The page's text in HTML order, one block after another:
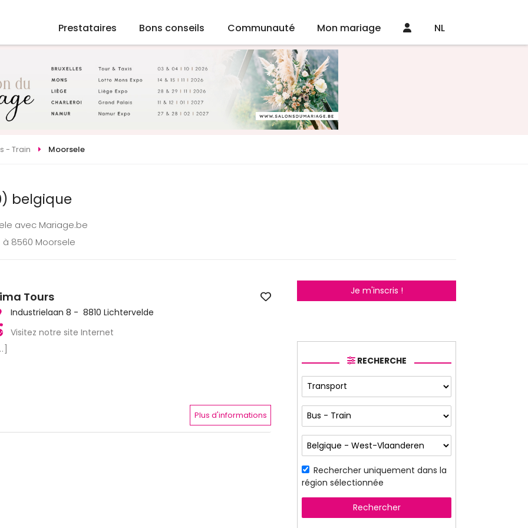
Prestataires Bons conseils Communauté Mon mariage NL
- Train Moorsele
belgique
avec Mariage.be
8560 Moorsele
Tours
Industrielaan 8 - 8810 Lichtervelde
Visitez notre site Internet
Plus d'informations
Je m'inscris !
RECHERCHE
Rechercher uniquement dans la
région sélectionnée
Rechercher